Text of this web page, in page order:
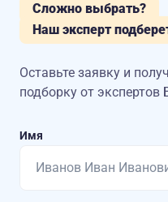
Сложно выбрать?
Наш эксперт
Оставьте заявку и
подборку от
Имя